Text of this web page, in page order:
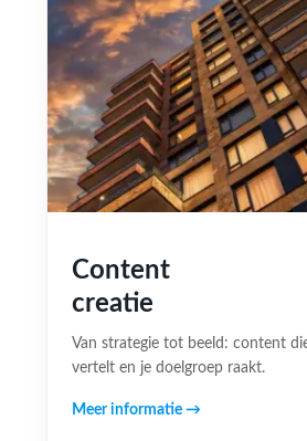
Content
creatie
Van strategie tot beeld: content
vertelt en je doelgroep raakt.
Meer informatie →